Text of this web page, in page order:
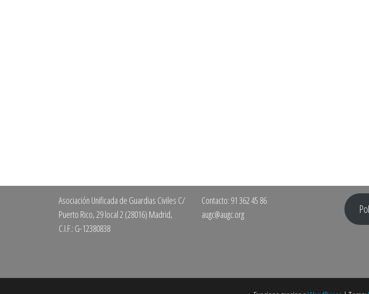
Asociación Unificada de Guardias Civiles C/
Puerto Rico, 29 local 2 (28016) Madrid,
C.I.F.: G-12380838
Contacto: 91 362 45 86
augc@augc.org